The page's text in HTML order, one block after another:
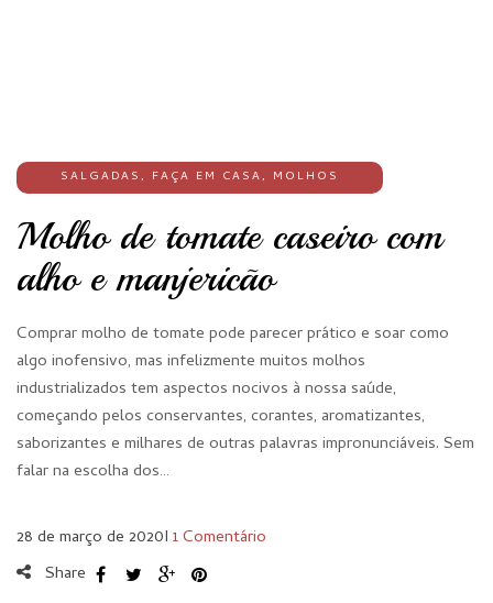
SALGADAS, FAÇA EM CASA, MOLHOS
Molho de tomate caseiro com
alho e manjericão
Comprar molho de tomate pode parecer prático e soar como
algo inofensivo, mas infelizmente muitos molhos
industrializados tem aspectos nocivos à nossa saúde,
começando pelos conservantes, corantes, aromatizantes,
saborizantes e milhares de outras palavras impronunciáveis. Sem
falar na escolha dos…
28 de março de 2020I 1 Comentário
Share